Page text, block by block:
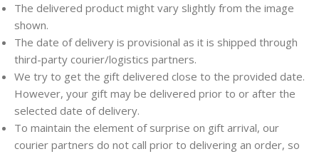
The delivered product might vary slightly from the image
shown.
The date of delivery is provisional as it is shipped through
third-party courier/logistics partners.
We try to get the gift delivered close to the provided date.
However, your gift may be delivered prior to or after the
selected date of delivery.
To maintain the element of surprise on gift arrival, our
courier partners do not call prior to delivering an order, so